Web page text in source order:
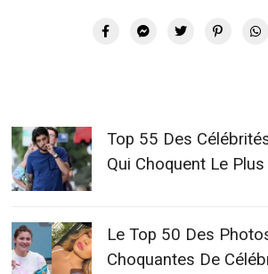
Top 55 Des
Qui Choquent Le Plus
Le Top 50 Des
Choquantes De